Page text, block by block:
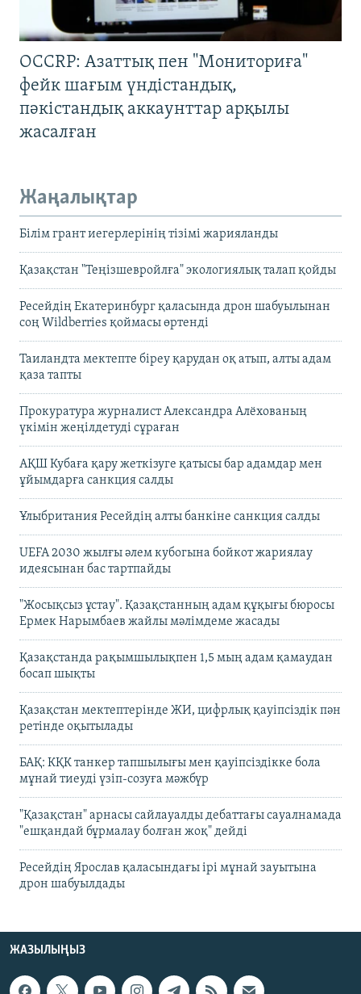
OCCRP: Азаттық пен "Мониториға"
фейк шағым үндістандық,
пәкістандық аккаунттар арқылы
жасалған
Жаңалықтар
Білім грант иегерлерінің тізімі жарияланды
Қазақстан "Теңізшевройлға" экологиялық талап қойды
Ресейдің Екатеринбург қаласында дрон шабуылынан
соң Wildberries қоймасы өртенді
Таиландта мектепте біреу қарудан оқ атып, алты адам
қаза тапты
Прокуратура журналист Александра Алёхованың
үкімін жеңілдетуді сұраған
АҚШ Кубаға қару жеткізуге қатысы бар адамдар мен
ұйымдарға санкция салды
Ұлыбритания Ресейдің алты банкіне санкция салды
UEFA 2030 жылғы әлем кубогына бойкот жариялау
идеясынан бас тартпайды
"Жосықсыз ұстау". Қазақстанның адам құқығы бюросы
Ермек Нарымбаев жайлы мәлімдеме жасады
Қазақстанда рақымшылықпен 1,5 мың адам қамаудан
босап шықты
Қазақстан мектептерінде ЖИ, цифрлық қауіпсіздік пән
ретінде оқытылады
БАҚ: КҚК танкер тапшылығы мен қауіпсіздікке бола
мұнай тиеуді үзіп-созуға мәжбүр
"Қазақстан" арнасы сайлауалды дебаттағы сауалнамада
"ешқандай бұрмалау болған жоқ" дейді
Ресейдің Ярослав қаласындағы ірі мұнай зауытына
дрон шабуылдады
ЖАЗЫЛЫҢЫЗ